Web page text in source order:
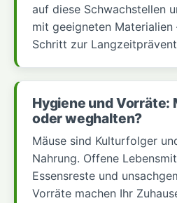
auf diese Schwachstellen
mit geeigneten
Schritt zur
Hygiene und Vorräte:
oder weghalten?
Mäuse sind Kulturfolger
Nahrung. Offene
Essensreste und
Vorräte machen Ihr